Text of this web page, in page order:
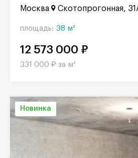
Москва Скотопрогонная,
площадь: 38 м²
12 573 000 ₽
331 000 ₽ за м²
Новинка